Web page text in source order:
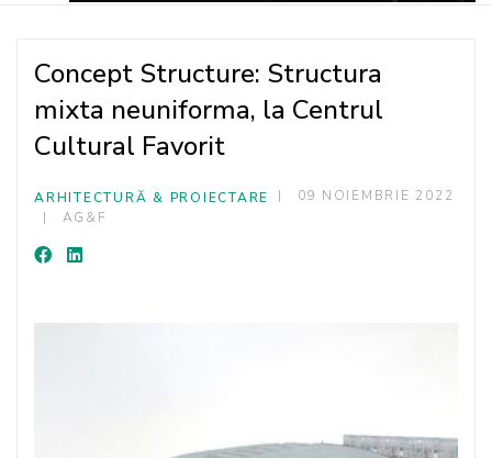
Concept Structure: Structura
mixta neuniforma, la Centrul
Cultural Favorit
ARHITECTURĂ & PROIECTARE
09 NOIEMBRIE 2022
AG&F